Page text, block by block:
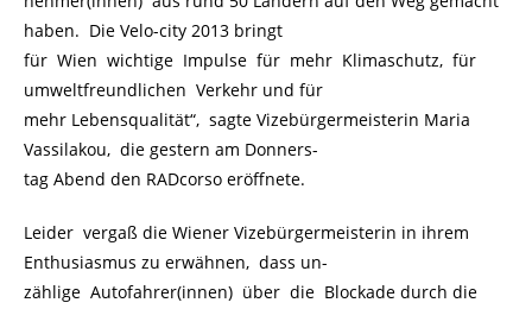
haben. Die Velo-city 2013 bringt
für Wien wichtige Impulse für mehr Klimaschutz, für
umweltfreundlichen Verkehr und für
mehr Lebensqualität“, sagte Vizebürgermeisterin Maria
Vassilakou, die gestern am Donners-
tag Abend den RADcorso eröffnete.
Leider vergaß die Wiener Vizebürgermeisterin in ihrem
Enthusiasmus zu erwähnen, dass un-
zählige Autofahrer(innen) über die Blockade durch die